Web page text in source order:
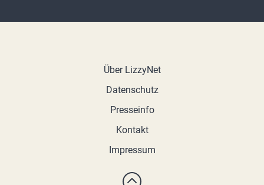
Über LizzyNet
Datenschutz
Presseinfo
Kontakt
Impressum